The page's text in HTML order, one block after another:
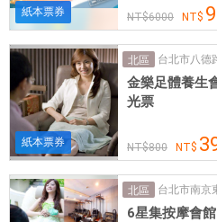
紙本票券 6000
紙本票券
北區 台北市八德
金樂足體養生
光票
800
北區 台北市南京
6星集按摩會